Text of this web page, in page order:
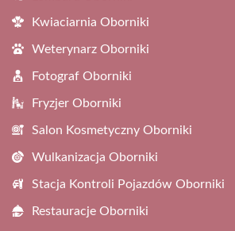
Kwiaciarnia Oborniki
Weterynarz Oborniki
Fotograf Oborniki
Fryzjer Oborniki
Salon Kosmetyczny Oborniki
Wulkanizacja Oborniki
Stacja Kontroli Pojazdów Oborniki
Restauracje Oborniki